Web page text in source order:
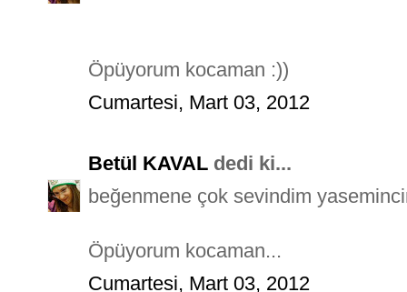
Öpüyorum kocaman :))
Cumartesi, Mart 03, 2012
Betül KAVAL dedi ki...
beğenmene çok sevindim
Öpüyorum kocaman...
Cumartesi, Mart 03, 2012